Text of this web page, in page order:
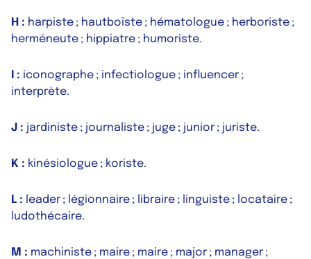
H : harpiste ; hautboïste ; hématologue ; herboriste ;
herméneute ; hippiatre ; humoriste.
I : iconographe ; infectiologue ; influencer ;
interprète.
J : jardiniste ; journaliste ; juge ; junior ; juriste.
K : kinésiologue ; koriste.
L : leader ; légionnaire ; libraire ; linguiste ; locataire ;
ludothécaire.
M : machiniste ; maire ; maire ; major ; manager ;